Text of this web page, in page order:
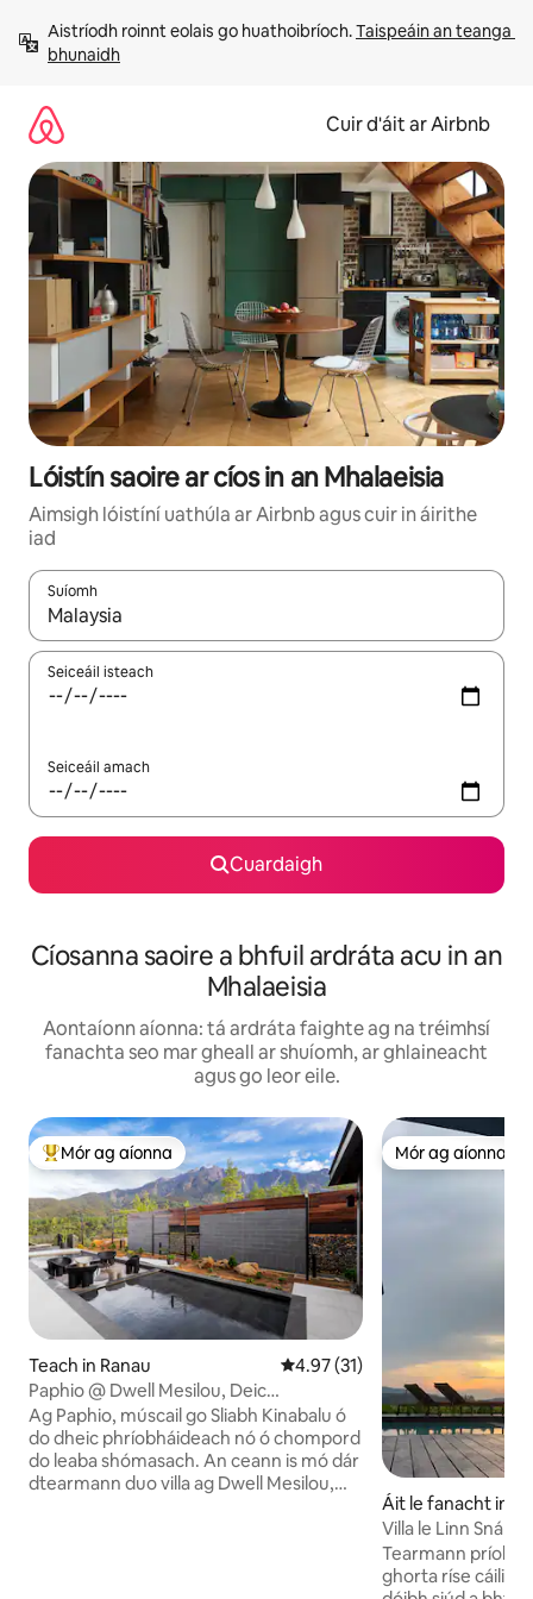
chuig
ábhar
Aistríodh roinnt eolais go huathoibríoch. Taispeáin an teanga
bhunaidh
Cuir d'áit ar Airbnb
Lóistín saoire ar cíos in an Mhalaeisia
Aimsigh lóistíní uathúla ar Airbnb agus cuir in áirithe
iad
Suíomh
Nuair a bheidh torthaí ar fáil, déan nascleanúint le
Seiceáil isteach
Seiceáil amach
Cuardaigh
Cíosanna saoire a bhfuil ardráta acu in an
Mhalaeisia
Aontaíonn aíonna: tá ardráta faighte ag na tréimhsí
fanachta seo mar gheall ar shuíomh, ar ghlaineacht
agus go leor eile.
An-mhór ag aíonna
Mór ag aíonna
Teach in Ranau Meánrátáil 4.97 as 5, 31
4.97 (31)
Paphio @ Dwell Mesilou, Deic
Phríobháideach Mt. Kinabalu
Ag Paphio, múscail go Sliabh Kinabalu ó
do dheic phríobháideach nó ó chompord
do leaba shómasach. An ceann is mó dár
dtearmann duo villa ag Dwell Mesilou,
Mór ag aíonna
Mór ag aíonna
Áit le fanacht in
Villa le Linn
Imeall in Langkawi
Tearmann
ghorta ríse